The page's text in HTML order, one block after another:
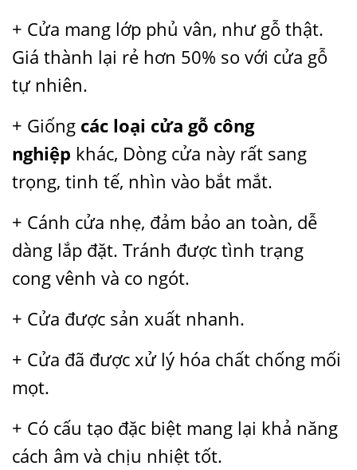
+ Cửa mang lớp phủ vân, như gỗ thật.
Giá thành lại rẻ hơn 50% so với cửa gỗ
tự nhiên.
+ Giống các loại cửa gỗ công
nghiệp khác, Dòng cửa này rất sang
trọng, tinh tế, nhìn vào bắt mắt.
+ Cánh cửa nhẹ, đảm bảo an toàn, dễ
dàng lắp đặt. Tránh được tình trạng
cong vênh và co ngót.
+ Cửa được sản xuất nhanh.
+ Cửa đã được xử lý hóa chất chống mối
mọt.
+ Có cấu tạo đặc biệt mang lại khả năng
cách âm và chịu nhiệt tốt.